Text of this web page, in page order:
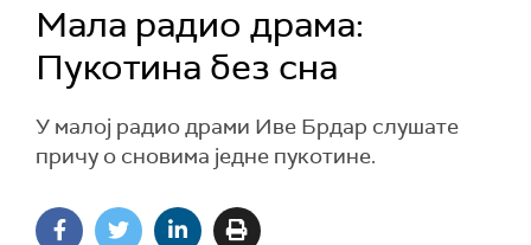
Мала радио драма:
Пукотина без сна
У малој радио драми Иве Брдар слушате
причу о сновима једне пукотине.